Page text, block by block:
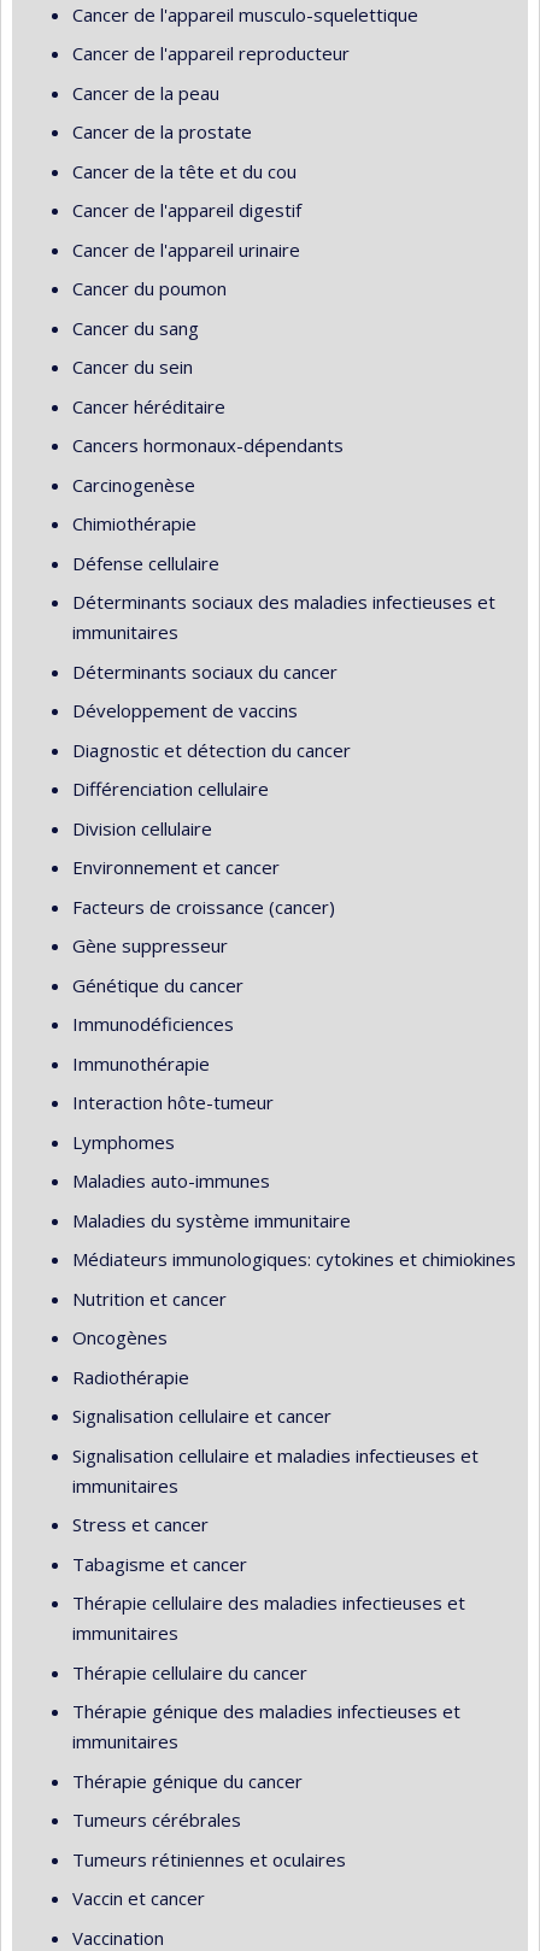
Cancer de l'appareil musculo-squelettique
Cancer de l'appareil reproducteur
Cancer de la peau
Cancer de la prostate
Cancer de la tête et du cou
Cancer de l'appareil digestif
Cancer de l'appareil urinaire
Cancer du poumon
Cancer du sang
Cancer du sein
Cancer héréditaire
Cancers hormonaux-dépendants
Carcinogenèse
Chimiothérapie
Défense cellulaire
Déterminants sociaux des maladies infectieuses et
immunitaires
Déterminants sociaux du cancer
Développement de vaccins
Diagnostic et détection du cancer
Différenciation cellulaire
Division cellulaire
Environnement et cancer
Facteurs de croissance (cancer)
Gène suppresseur
Génétique du cancer
Immunodéficiences
Immunothérapie
Interaction hôte-tumeur
Lymphomes
Maladies auto-immunes
Maladies du système immunitaire
Médiateurs immunologiques: cytokines et chimiokines
Nutrition et cancer
Oncogènes
Radiothérapie
Signalisation cellulaire et cancer
Signalisation cellulaire et maladies infectieuses et
immunitaires
Stress et cancer
Tabagisme et cancer
Thérapie cellulaire des maladies infectieuses et
immunitaires
Thérapie cellulaire du cancer
Thérapie génique des maladies infectieuses et
immunitaires
Thérapie génique du cancer
Tumeurs cérébrales
Tumeurs rétiniennes et oculaires
Vaccin et cancer
Vaccination